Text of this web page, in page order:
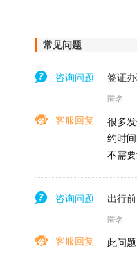
常见问题
咨询问题 签证
匿名
客服回复
很多
约时
不需
咨询问题 出行
匿名
客服回复
此问